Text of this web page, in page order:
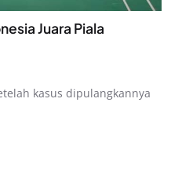
Juara Piala
kasus dipulangkannya